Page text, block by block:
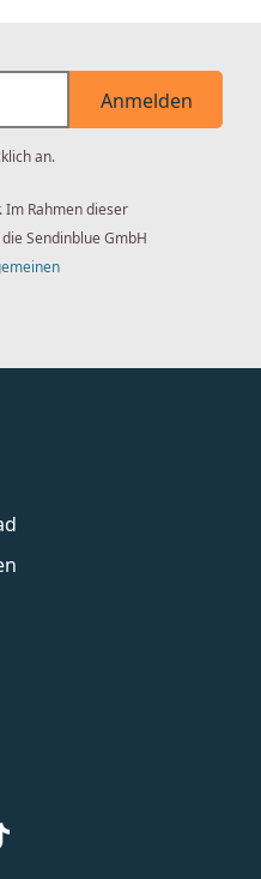
Anmelden
an.
Rahmen dieser
Sendinblue GmbH